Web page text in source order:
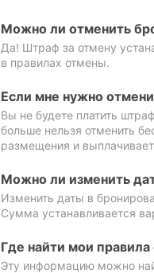
Можно ли отменить
Да! Штраф за отмену
в правилах отмены.
Если мне нужно
Вы не будете платить
больше нельзя отменить
размещения и
Можно ли изменить
Изменить даты в
Сумма устанавливается
Где найти мои
Эту информацию можно